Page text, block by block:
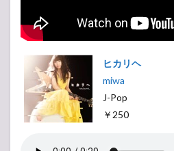
ヒカリヘ
miwa
J-Pop
￥250